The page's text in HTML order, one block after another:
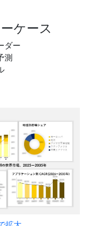
ケース
ダー
測